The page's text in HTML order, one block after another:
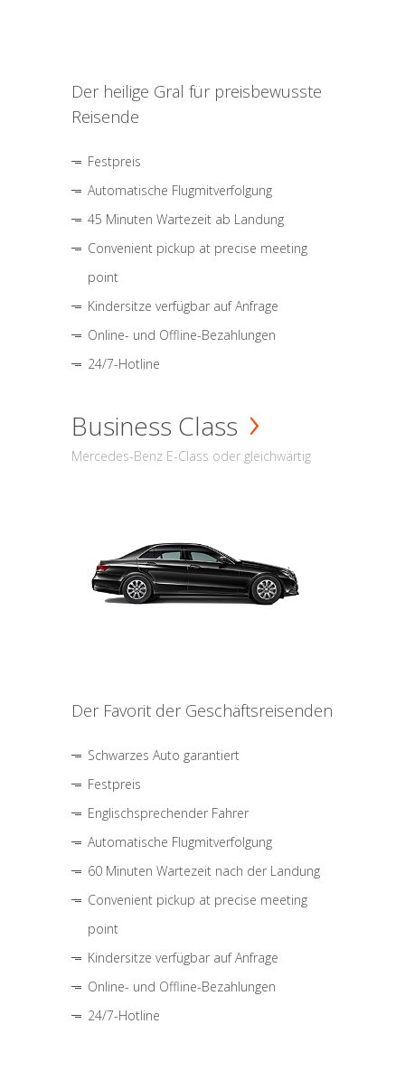
Der heilige Gral für preisbewusste
Reisende
Festpreis
Automatische Flugmitverfolgung
45 Minuten Wartezeit ab Landung
Convenient pickup at precise meeting
point
Kindersitze verfügbar auf Anfrage
Online- und Offline-Bezahlungen
24/7-Hotline
Business Class
Mercedes-Benz E-Class oder gleichwärtig
Der Favorit der Geschäftsreisenden
Schwarzes Auto garantiert
Festpreis
Englischsprechender Fahrer
Automatische Flugmitverfolgung
60 Minuten Wartezeit nach der Landung
Convenient pickup at precise meeting
point
Kindersitze verfügbar auf Anfrage
Online- und Offline-Bezahlungen
24/7-Hotline